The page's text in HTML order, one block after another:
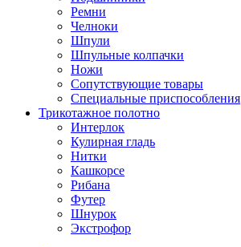
Ремни
Челноки
Шпули
Шпульные колпачки
Ножи
Сопутствующие товары
Специальные приспособления
Трикотажное полотно
Интерлок
Кулирная гладь
Нитки
Кашкорсе
Рибана
Футер
Шнурок
Экстрофор